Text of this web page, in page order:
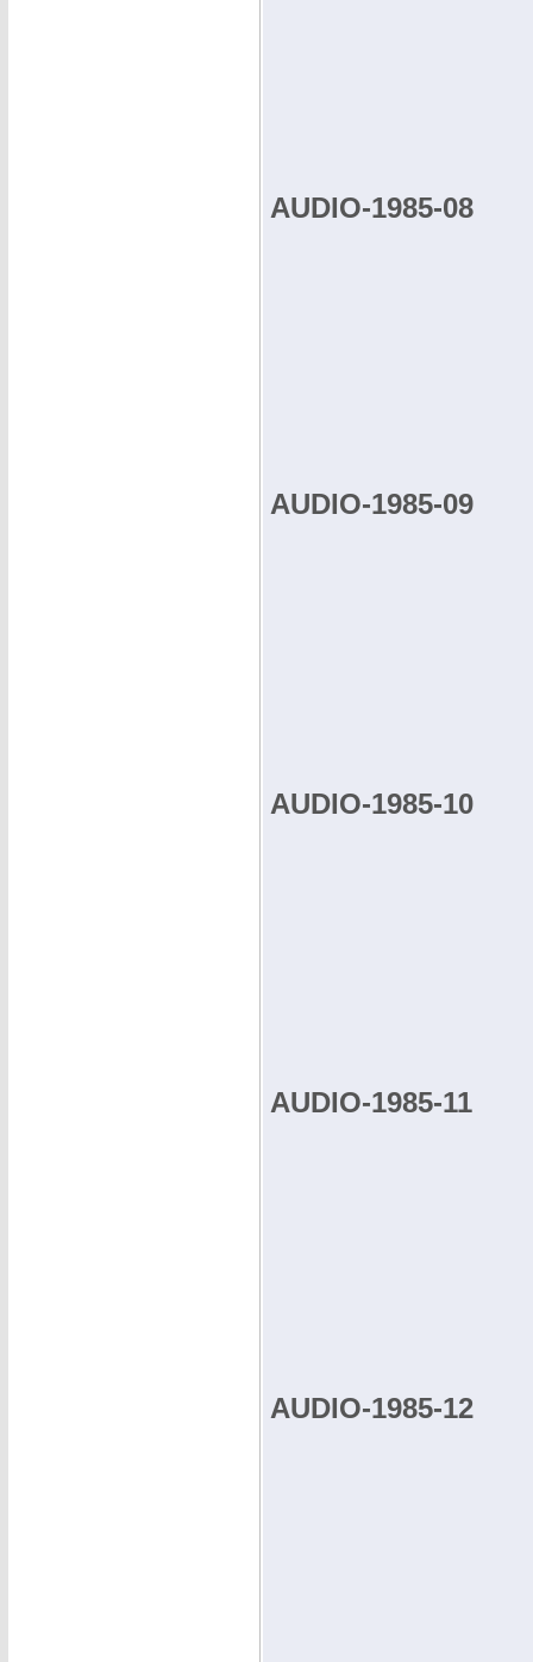
AUDIO-1985-08
AUDIO-1985-09
AUDIO-1985-10
AUDIO-1985-11
AUDIO-1985-12